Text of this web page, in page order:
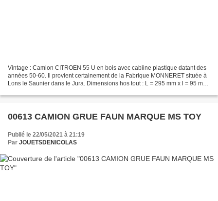
Vintage : Camion CITROEN 55 U en bois avec cabiine plastique datant des
années 50-60. Il provient certainement de la Fabrique MONNERET située à
Lons le Saunier dans le Jura. Dimensions hos tout : L = 295 mm x l = 95 mm
00613 CAMION GRUE FAUN MARQUE MS TOY
Publié le 22/05/2021 à 21:19
Par JOUETSDENICOLAS